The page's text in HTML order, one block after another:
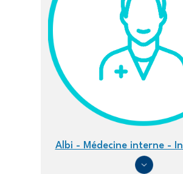
Albi - Médecine interne -